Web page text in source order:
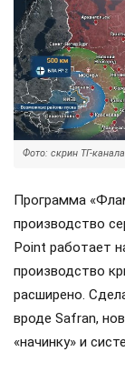
Фото: скрин ТГ-
Программа
производство
Point работает
производство
расширено.
вроде Safran,
«начинку» и